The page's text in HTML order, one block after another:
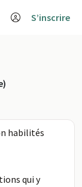
S’inscrire
habilités
qui y